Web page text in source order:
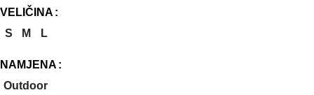
VELIČINA
S
M L
NAMJENA
Outdoor